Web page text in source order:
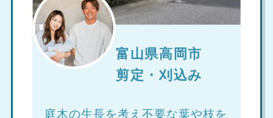
富山県高岡市
剪定・刈込み
庭木の生長を考え不要な葉や枝を